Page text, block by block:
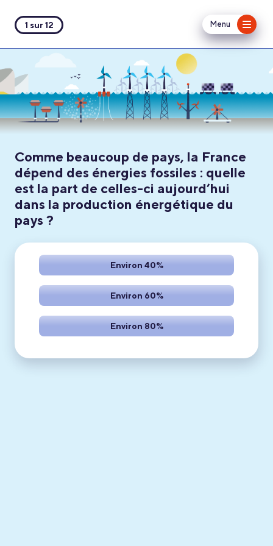
1 sur 12
Comme beaucoup de pays, la France
dépend des énergies fossiles : quelle
est la part de celles-ci aujourd’hui
dans la production énergétique du
pays ?
Environ 40%
Environ 60%
Environ 80%
Menu